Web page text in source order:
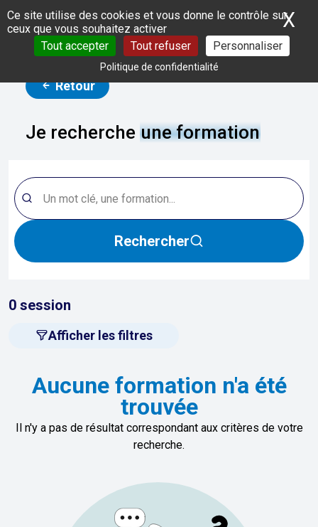
Panneau de gestion des cookies
Ce site utilise des cookies et vous donne le contrôle sur
ceux que vous souhaitez activer
Tout accepter
Tout refuser Personnaliser
Politique de confidentialité
X
Retour
Je recherche une formation
Rechercher
Afficher les filtres
0 session
Aucune formation n'a été
trouvée
Il n'y a pas de résultat correspondant aux critères de votre
recherche.